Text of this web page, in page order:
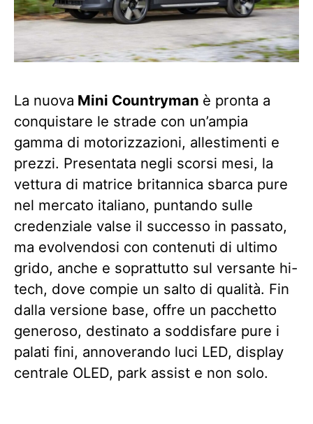
La nuova Mini Countryman è pronta a
conquistare le strade con un’ampia
gamma di motorizzazioni, allestimenti e
prezzi. Presentata negli scorsi mesi, la
vettura di matrice britannica sbarca pure
nel mercato italiano, puntando sulle
credenziale valse il successo in passato,
ma evolvendosi con contenuti di ultimo
grido, anche e soprattutto sul versante hi-
tech, dove compie un salto di qualità. Fin
dalla versione base, offre un pacchetto
generoso, destinato a soddisfare pure i
palati fini, annoverando luci LED, display
centrale OLED, park assist e non solo.